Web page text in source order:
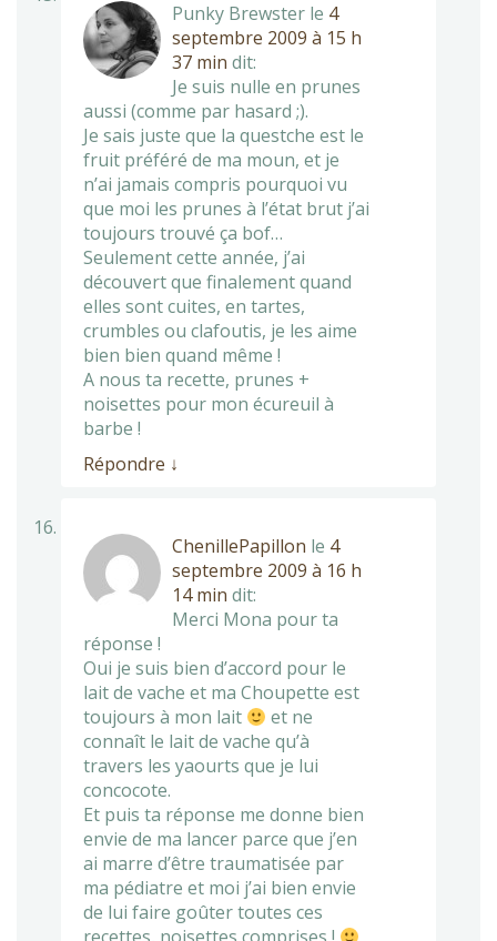
Punky Brewster le 4
septembre 2009 à 15 h
37 min dit:
Je suis nulle en prunes
aussi (comme par hasard ;).
Je sais juste que la questche est le
fruit préféré de ma moun, et je
n’ai jamais compris pourquoi vu
que moi les prunes à l’état brut j’ai
toujours trouvé ça bof…
Seulement cette année, j’ai
découvert que finalement quand
elles sont cuites, en tartes,
crumbles ou clafoutis, je les aime
bien bien quand même !
A nous ta recette, prunes +
noisettes pour mon écureuil à
barbe !
Répondre ↓
ChenillePapillon le 4
septembre 2009 à 16 h
14 min dit:
Merci Mona pour ta
réponse !
Oui je suis bien d’accord pour le
lait de vache et ma Choupette est
toujours à mon lait
et ne
connaît le lait de vache qu’à
travers les yaourts que je lui
concocote.
Et puis ta réponse me donne bien
envie de ma lancer parce que j’en
ai marre d’être traumatisée par
ma pédiatre et moi j’ai bien envie
de lui faire goûter toutes ces